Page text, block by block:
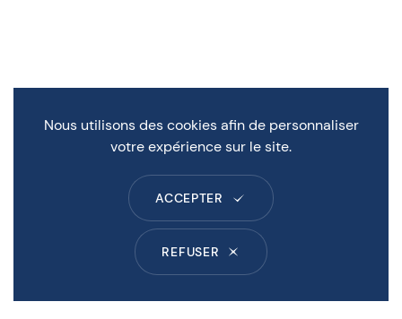
Nous utilisons des cookies afin de personnaliser
votre expérience sur le site.
ACCEPTER
REFUSER